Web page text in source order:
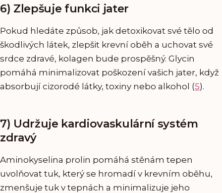
6) Zlepšuje funkci jater
Pokud hledáte způsob, jak detoxikovat své tělo od
škodlivých látek, zlepšit krevní oběh a uchovat své
srdce zdravé, kolagen bude prospěšný. Glycin
pomáhá minimalizovat poškození vašich jater, když
absorbují cizorodé látky, toxiny nebo alkohol (5).
7) Udržuje kardiovaskulární systém
zdravý
Aminokyselina prolin pomáhá stěnám tepen
uvolňovat tuk, který se hromadí v krevním oběhu,
zmenšuje tuk v tepnách a minimalizuje jeho